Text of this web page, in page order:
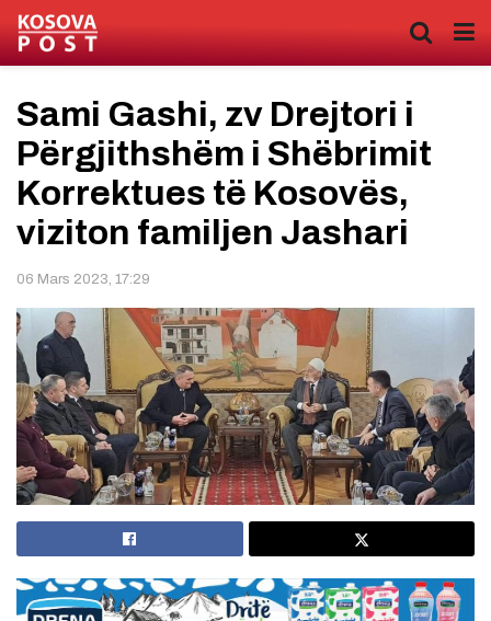
Sami Gashi, zv Drejtori i
Përgjithshëm i Shëbrimit
Korrektues të Kosovës,
viziton familjen Jashari
06 Mars 2023, 17:29